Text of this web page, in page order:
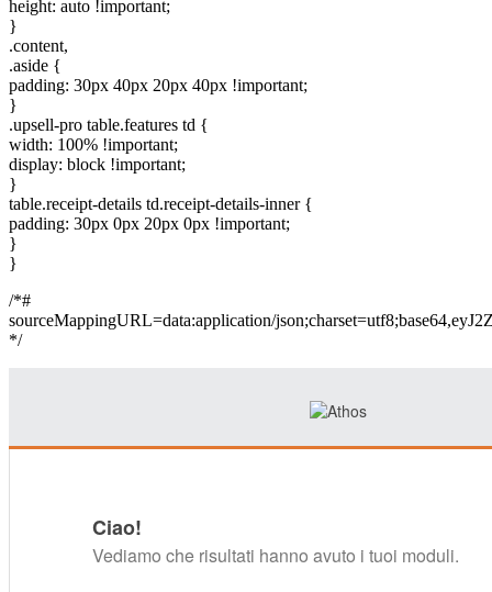
height: auto !important;
}
.content,
.aside {
padding: 30px 40px 20px 40px !important;
}
.upsell-pro table.features td {
width: 100% !important;
display: block !important;
}
table.receipt-details td.receipt-details-inner {
padding: 30px 0px 20px 0px !important;
}
}
/*#
sourceMappingURL=data:application/
*/
Ciao!
Vediamo che risultati hanno avuto i tuoi moduli.